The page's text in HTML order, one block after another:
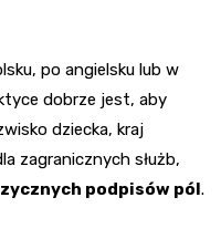
po angielsku lub w
dobrze jest, aby
dziecka, kraj
zagranicznych służb,
podpisów pól.